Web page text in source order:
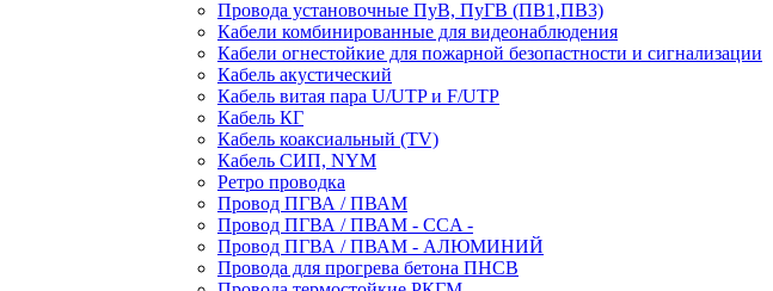
Провода установочные ПуВ, ПуГВ (ПВ1,ПВ3)
Кабели комбинированные для видеонаблюдения
Кабели огнестойкие для пожарной безопастности и сигнализации
Кабель акустический
Кабель витая пара U/UTP и F/UTP
Кабель КГ
Кабель коаксиальный (TV)
Кабель СИП, NYM
Ретро проводка
Провод ПГВА / ПВАМ
Провод ПГВА / ПВАМ - CCA -
Провод ПГВА / ПВАМ - АЛЮМИНИЙ
Провода для прогрева бетона ПНСВ